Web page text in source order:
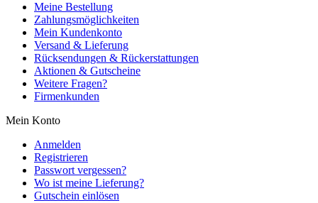
Meine Bestellung
Zahlungsmöglichkeiten
Mein Kundenkonto
Versand & Lieferung
Rücksendungen & Rückerstattungen
Aktionen & Gutscheine
Weitere Fragen?
Firmenkunden
Mein Konto
Anmelden
Registrieren
Passwort vergessen?
Wo ist meine Lieferung?
Gutschein einlösen